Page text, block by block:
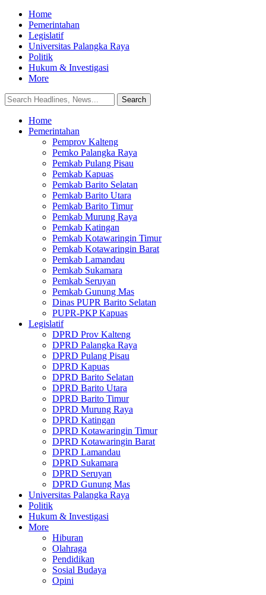
Home
Pemerintahan
Legislatif
Universitas Palangka Raya
Politik
Hukum & Investigasi
More
Home
Pemerintahan
Pemprov Kalteng
Pemko Palangka Raya
Pemkab Pulang Pisau
Pemkab Kapuas
Pemkab Barito Selatan
Pemkab Barito Utara
Pemkab Barito Timur
Pemkab Murung Raya
Pemkab Katingan
Pemkab Kotawaringin Timur
Pemkab Kotawaringin Barat
Pemkab Lamandau
Pemkab Sukamara
Pemkab Seruyan
Pemkab Gunung Mas
Dinas PUPR Barito Selatan
PUPR-PKP Kapuas
Legislatif
DPRD Prov Kalteng
DPRD Palangka Raya
DPRD Pulang Pisau
DPRD Kapuas
DPRD Barito Selatan
DPRD Barito Utara
DPRD Barito Timur
DPRD Murung Raya
DPRD Katingan
DPRD Kotawaringin Timur
DPRD Kotawaringin Barat
DPRD Lamandau
DPRD Sukamara
DPRD Seruyan
DPRD Gunung Mas
Universitas Palangka Raya
Politik
Hukum & Investigasi
More
Hiburan
Olahraga
Pendidikan
Sosial Budaya
Opini